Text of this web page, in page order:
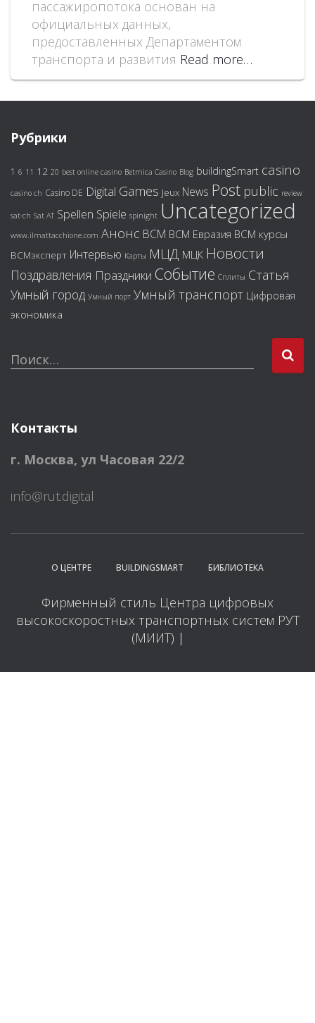
пассажиропотока основан на
официальных данных,
предоставленных Департаментом
транспорта и развития Read more…
Рубрики
1 6 11 12 20 best online casino Betmica Casino Blog buildingSmart casino
casino ch Casino DE Digital Games Jeux News Post public review
sat-ch Sat AT Spellen Spiele spinight Uncategorized
www.ilmattacchione.com Анонс ВСМ ВСМ Евразия ВСМ курсы
ВСМэксперт Интервью Карты МЦД МЦК Новости
Поздравления Праздники Событие Сплиты Статья
Умный город Умный порт Умный транспорт Цифровая
экономика
Поиск…
Контакты
г. Москва, ул Часовая 22/2
info@rut.digital
О ЦЕНТРЕ BUILDINGSMART БИБЛИОТЕКА
Фирменный стиль Центра цифровых
высокоскоростных транспортных систем РУТ
(МИИТ) |